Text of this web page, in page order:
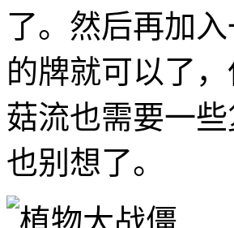
了。然后再加
的牌就可以了
菇流也需要一
也别想了。